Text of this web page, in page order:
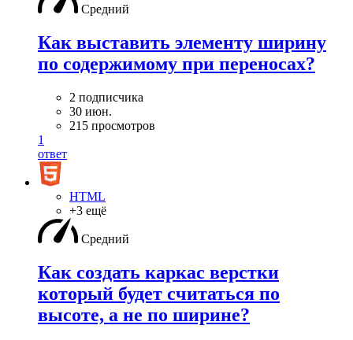
Средний
Как выставить элементу ширину
по содержимому при переносах?
2 подписчика
30 июн.
215 просмотров
1
ответ
HTML
+3 ещё
Средний
Как создать каркас верстки
который будет считаться по
высоте, а не по ширине?